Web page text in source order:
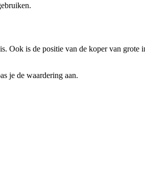
Ook is de positie van de koper van grote
je de waardering aan.